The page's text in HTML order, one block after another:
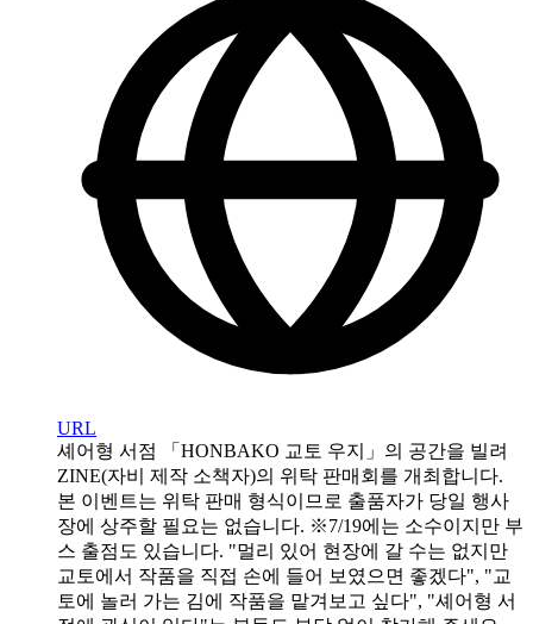
URL
셰어형 서점 「HONBAKO 교토 우지」의 공간을 빌려
ZINE(자비 제작 소책자)의 위탁 판매회를 개최합니다.
본 이벤트는 위탁 판매 형식이므로 출품자가 당일 행사
장에 상주할 필요는 없습니다. ※7/19에는 소수이지만 부
스 출점도 있습니다. "멀리 있어 현장에 갈 수는 없지만
교토에서 작품을 직접 손에 들어 보였으면 좋겠다", "교
토에 놀러 가는 김에 작품을 맡겨보고 싶다", "셰어형 서